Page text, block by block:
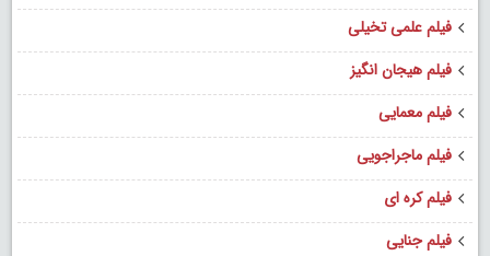
فیلم علمی تخیلی
فیلم هیجان انگیز
فیلم معمایی
فیلم ماجراجویی
فیلم کره ای
فیلم جنایی